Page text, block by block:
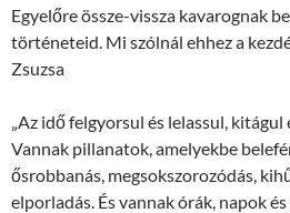
Egyelőre össze-vissza kavarognak
történeteid. Mi szólnál ehhez a
Zsuzsa
„Az idő felgyorsul és lelassul, kitágul
Vannak pillanatok, amelyekbe
ősrobbanás, megsokszorozódás,
elporladás. És vannak órák, napok